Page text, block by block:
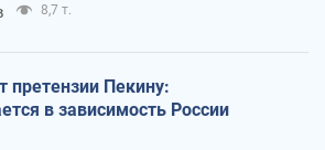
8,7 т.
претензии Пекину:
в зависимость России